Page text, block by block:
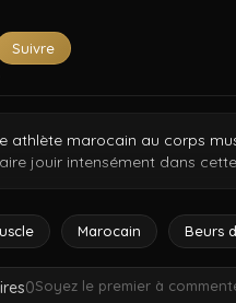
Suivre
athlète marocain au corps
jouir intensément dans
Marocain Beurs
0Soyez le premier à